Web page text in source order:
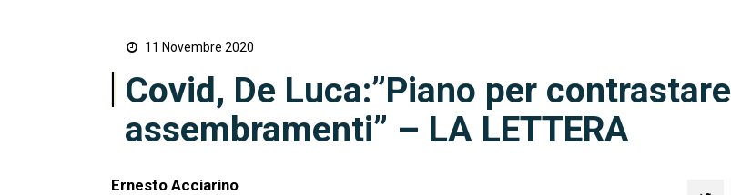
11 Novembre 2020
Covid, De Luca:”Piano per contrastare
assembramenti” – LA LETTERA
Ernesto Acciarino